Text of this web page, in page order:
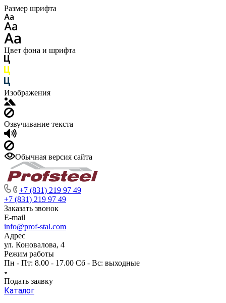
Размер шрифта
Цвет фона и шрифта
Изображения
Озвучивание текста
Обычная версия сайта
+7 (831) 219 97 49
+7 (831) 219 97 49
Заказать звонок
E-mail
info@prof-stal.com
Адрес
ул. Коновалова, 4
Режим работы
Пн - Пт: 8.00 - 17.00 Сб - Вс: выходные
Подать заявку
Каталог